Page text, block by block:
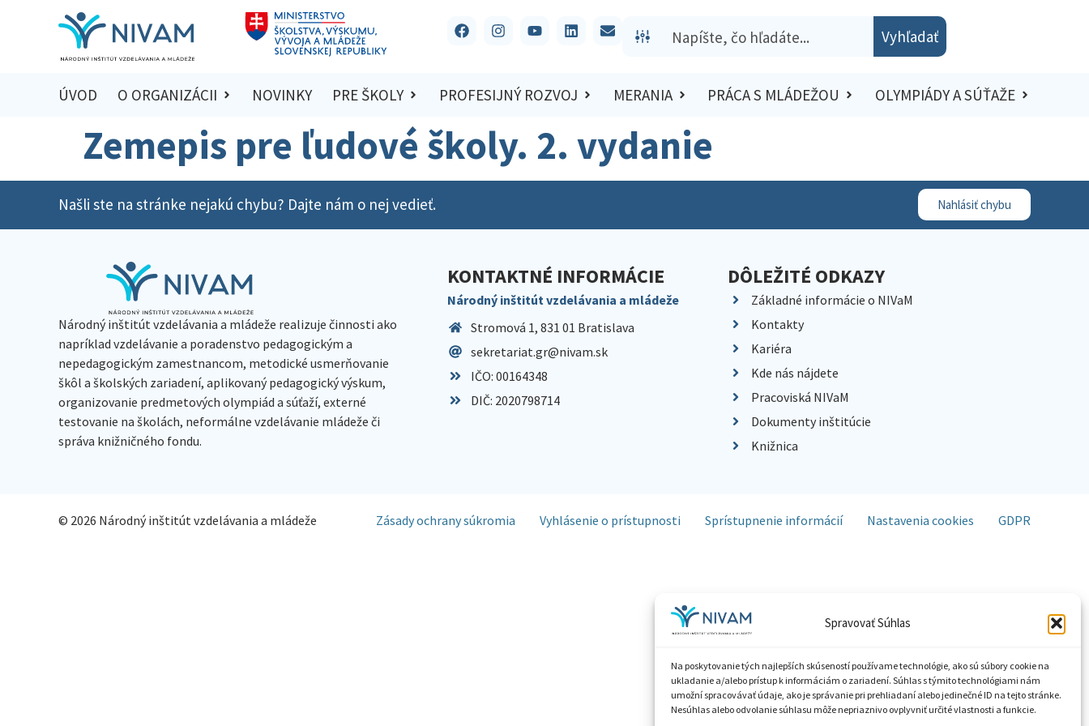
Spravovať Súhlas
Na poskytovanie tých najlepších skúseností používame technológie, ako sú súbory cookie na
ukladanie a/alebo prístup k informáciám o zariadení. Súhlas s týmito technológiami nám
umožní spracovávať údaje, ako je správanie pri prehliadaní alebo jedinečné ID na tejto stránke.
Nesúhlas alebo odvolanie súhlasu môže nepriaznivo ovplyvniť určité vlastnosti a funkcie.
Vyhľadať
ÚVOD O ORGANIZÁCII NOVINKY PRE ŠKOLY PROFESIJNÝ ROZVOJ MERANIA PRÁCA S MLÁDEŽOU OLYMPIÁDY A SÚŤAŽE
Zemepis pre ľudové školy. 2. vydanie
Našli ste na stránke nejakú chybu? Dajte nám o nej vedieť. Nahlásiť chybu
Národný inštitút vzdelávania a mládeže realizuje činnosti ako
napríklad vzdelávanie a poradenstvo pedagogickým a
nepedagogickým zamestnancom, metodické usmerňovanie
škôl a školských zariadení, aplikovaný pedagogický výskum,
organizovanie predmetových olympiád a súťaží, externé
testovanie na školách, neformálne vzdelávanie mládeže či
správa knižničného fondu.
KONTAKTNÉ INFORMÁCIE
Národný inštitút vzdelávania a mládeže
Stromová 1, 831 01 Bratislava
sekretariat.gr@nivam.sk
IČO: 00164348
DIČ: 2020798714
DÔLEŽITÉ ODKAZY
Základné informácie o NIVaM
Kontakty
Kariéra
Kde nás nájdete
Pracoviská NIVaM
Dokumenty inštitúcie
Knižnica
© 2026 Národný inštitút vzdelávania a mládeže Zásady ochrany súkromia Vyhlásenie o prístupnosti Sprístupnenie informácií Nastavenia cookies GDPR